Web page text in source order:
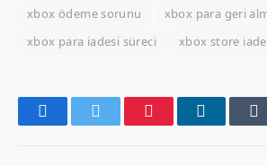
xbox ödeme sorunu
xbox para geri
xbox para iadesi süreci
xbox store iade
FacebookTwitter PinterestLinkedIn